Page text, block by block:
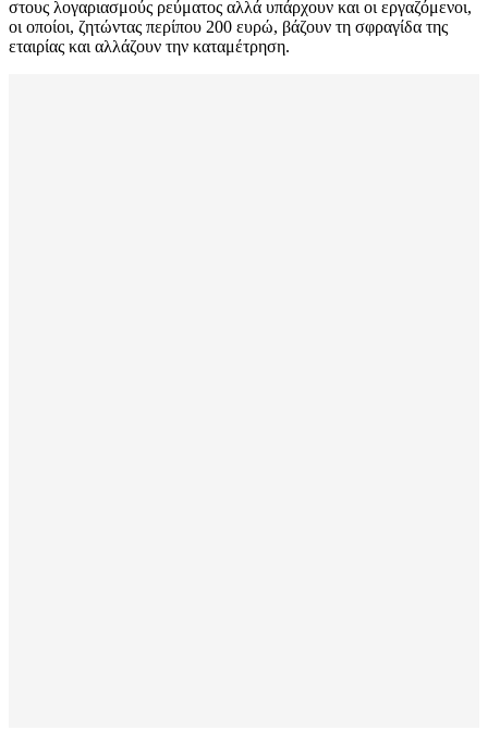
στους λογαριασμούς ρεύματος αλλά υπάρχουν και οι εργαζόμενοι,
οι οποίοι, ζητώντας περίπου 200 ευρώ, βάζουν τη σφραγίδα της
εταιρίας και αλλάζουν την καταμέτρηση.